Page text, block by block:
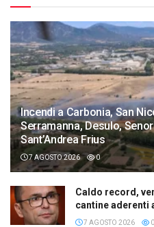
Incendi a Carbonia, San
Serramanna, Desulo,
Sant’Andrea Frius
7 AGOSTO 2026 0
Caldo record,
cantine aderenti
7 AGOSTO 2026 0